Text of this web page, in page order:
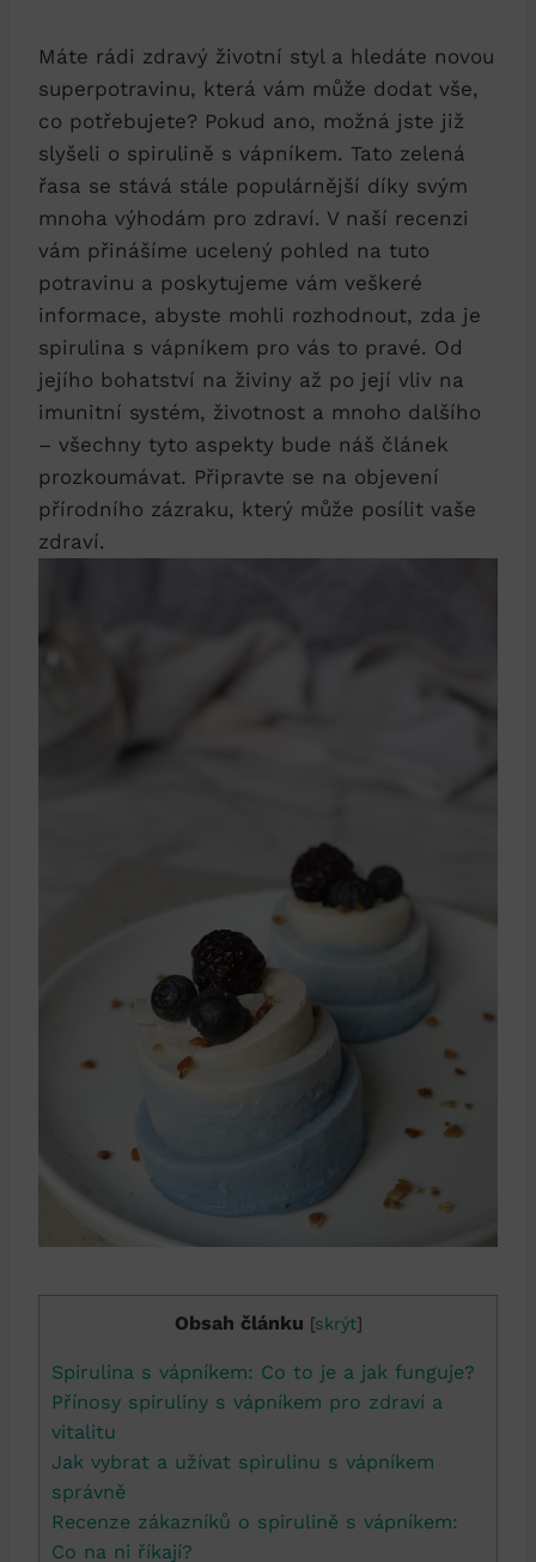
Máte rádi zdravý životní styl a hledáte novou
superpotravinu, která vám může dodat vše,
co potřebujete? Pokud ano, možná jste již
slyšeli o spirulině s vápníkem. Tato zelená
řasa se stává stále populárnější díky svým
mnoha výhodám pro zdraví. V naší recenzi
vám přinášíme ucelený pohled na tuto
potravinu a poskytujeme vám veškeré
informace, abyste mohli rozhodnout, zda je
spirulina s vápníkem pro vás to pravé. Od
jejího bohatství na živiny až po její vliv na
imunitní systém, životnost a mnoho dalšího
– všechny tyto aspekty bude náš článek
prozkoumávat. Připravte se na objevení
přírodního zázraku, který může posílit vaše
zdraví.
Obsah článku [skrýt]
Spirulina s vápníkem: Co to je a jak funguje?
Přínosy spiruliny s vápníkem pro zdraví a
vitalitu
Jak vybrat a užívat spirulinu s vápníkem
správně
Recenze zákazníků o spirulině s vápníkem:
Co na ni říkají?